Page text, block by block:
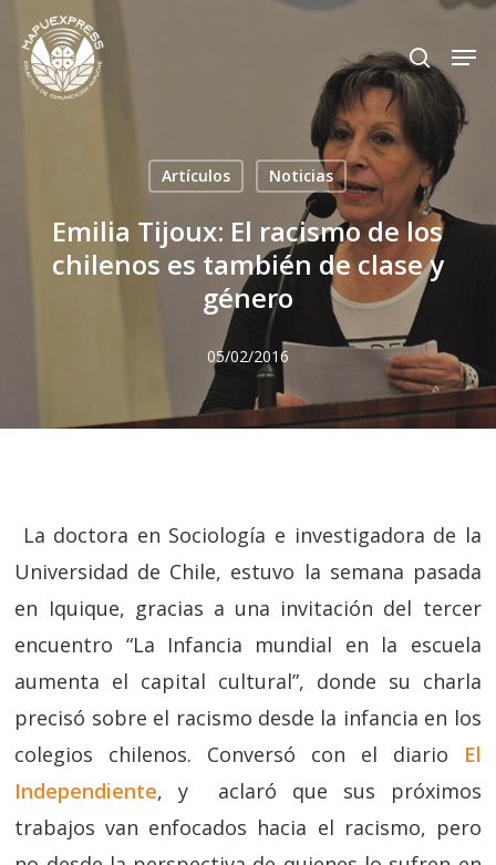
Skip
main
search
Artículos Noticias
Emilia Tijoux: El racismo de los
chilenos es también de clase y
género
05/02/2016
La doctora en Sociología e investigadora de la
Universidad de Chile, estuvo la semana pasada
en Iquique, gracias a una invitación del tercer
encuentro “La Infancia mundial en la escuela
aumenta el capital cultural”, donde su charla
precisó sobre el racismo desde la infancia en los
colegios chilenos. Conversó con el diario
El
Independiente, y aclaró que sus próximos
trabajos van enfocados hacia el racismo, pero
Close
Menu